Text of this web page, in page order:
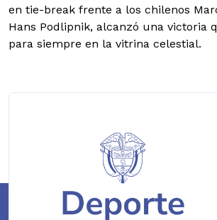
en tie-break frente a los chilenos
Hans Podlipnik, alcanzó una victoria
para siempre en la vitrina celestial.